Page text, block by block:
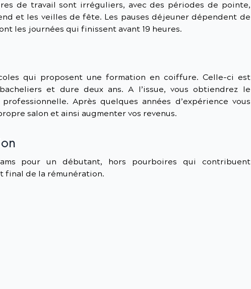
de travail sont irréguliers, avec des périodes de pointe,
et les veilles de fête. Les pauses déjeuner dépendent de
les journées qui finissent avant 19 heures.
qui proposent une formation en coiffure. Celle-ci est
et dure deux ans. A l’issue, vous obtiendrez le
Après quelques années d’expérience vous
salon et ainsi augmenter vos revenus.
pour un débutant, hors pourboires qui contribuent
final de la rémunération.